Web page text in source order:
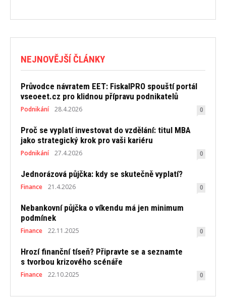
NEJNOVĚJŠÍ ČLÁNKY
Průvodce návratem EET: FiskalPRO spouští portál
vseoeet.cz pro klidnou přípravu podnikatelů
Podnikání 28.4.2026 0
Proč se vyplatí investovat do vzdělání: titul MBA
jako strategický krok pro vaši kariéru
Podnikání 27.4.2026 0
Jednorázová půjčka: kdy se skutečně vyplatí?
Finance 21.4.2026 0
Nebankovní půjčka o víkendu má jen minimum
podmínek
Finance 22.11.2025 0
Hrozí finanční tíseň? Připravte se a seznamte
s tvorbou krizového scénáře
Finance 22.10.2025 0